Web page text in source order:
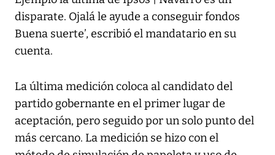
disparate. Ojalá le ayude a conseguir fondos
Buena suerte’, escribió el mandatario en su
cuenta.
La última medición coloca al candidato del
partido gobernante en el primer lugar de
aceptación, pero seguido por un solo punto del
más cercano. La medición se hizo con el